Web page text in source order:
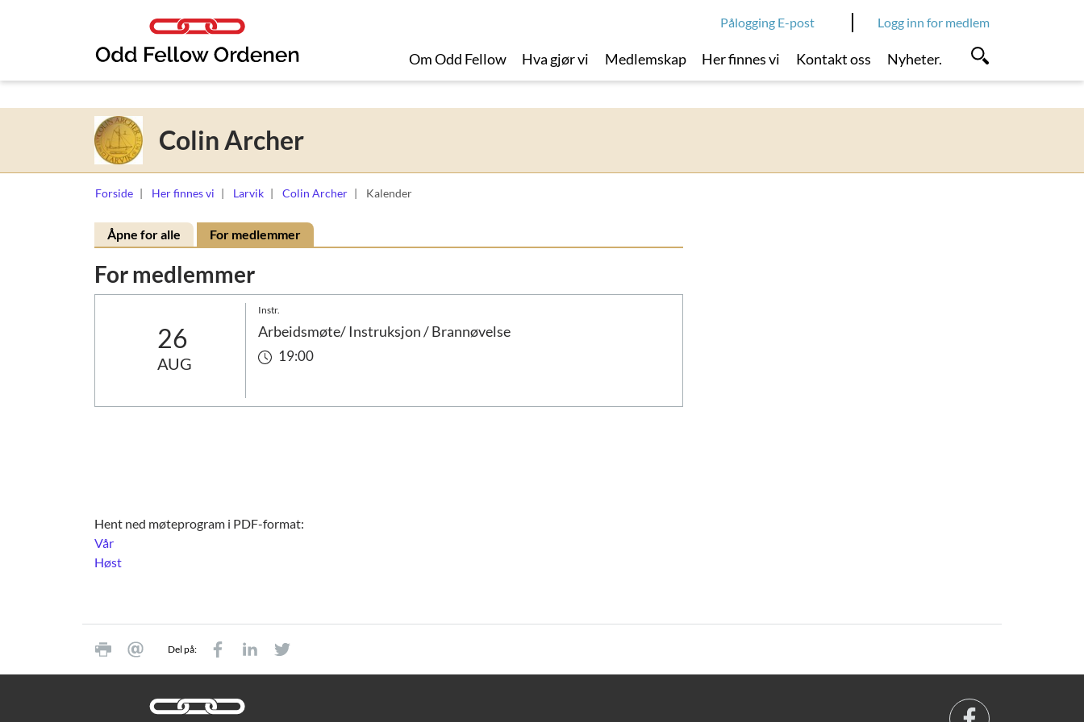
Logg inn for medlem
Pålogging E-post
Om Odd Fellow Hva gjør vi Medlemskap Her finnes vi Kontakt oss Nyheter.
Colin Archer
Forside Her finnes vi Larvik Colin Archer Kalender
Åpne for alle For medlemmer
For medlemmer
26
AUG
Instr.
Arbeidsmøte/ Instruksjon / Brannøvelse
19:00
Hent ned møteprogram i PDF-format:
Vår
Høst
Del på: